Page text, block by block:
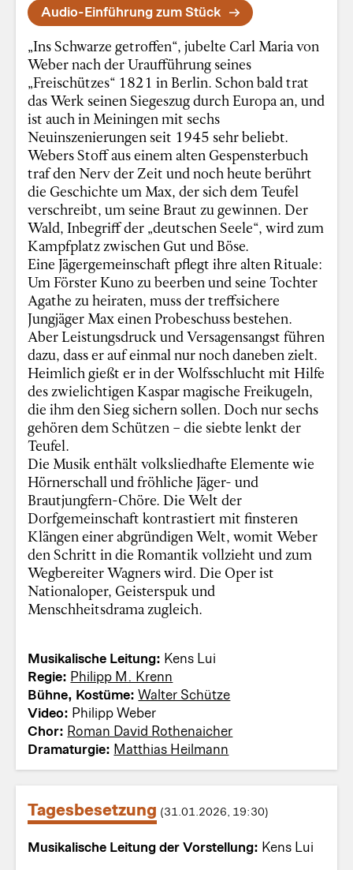
Audio-Einführung zum Stück
„Ins Schwarze getroffen“, jubelte Carl Maria von
Weber nach der Uraufführung seines
„Freischützes“ 1821 in Berlin. Schon bald trat
das Werk seinen Siegeszug durch Europa an, und
ist auch in Meiningen mit sechs
Neuinszenierungen seit 1945 sehr beliebt.
Webers Stoff aus einem alten Gespensterbuch
traf den Nerv der Zeit und noch heute berührt
die Geschichte um Max, der sich dem Teufel
verschreibt, um seine Braut zu gewinnen. Der
Wald, Inbegriff der „deutschen Seele“, wird zum
Kampfplatz zwischen Gut und Böse.
Eine Jägergemeinschaft pflegt ihre alten Rituale:
Um Förster Kuno zu beerben und seine Tochter
Agathe zu heiraten, muss der treffsichere
Jungjäger Max einen Probeschuss bestehen.
Aber Leistungsdruck und Versagensangst führen
dazu, dass er auf einmal nur noch daneben zielt.
Heimlich gießt er in der Wolfsschlucht mit Hilfe
des zwielichtigen Kaspar magische Freikugeln,
die ihm den Sieg sichern sollen. Doch nur sechs
gehören dem Schützen – die siebte lenkt der
Teufel.
Die Musik enthält volksliedhafte Elemente wie
Hörnerschall und fröhliche Jäger- und
Brautjungfern-Chöre. Die Welt der
Dorfgemeinschaft kontrastiert mit finsteren
Klängen einer abgründigen Welt, womit Weber
den Schritt in die Romantik vollzieht und zum
Wegbereiter Wagners wird. Die Oper ist
Nationaloper, Geisterspuk und
Menschheitsdrama zugleich.
Musikalische Leitung: Kens Lui
Regie: Philipp M. Krenn
Bühne, Kostüme:Walter Schütze
Video: Philipp Weber
Chor: Roman David Rothenaicher
Dramaturgie: Matthias Heilmann
Tagesbesetzung (31.01.2026, 19:30)
Musikalische Leitung der Vorstellung:
Kens Lui